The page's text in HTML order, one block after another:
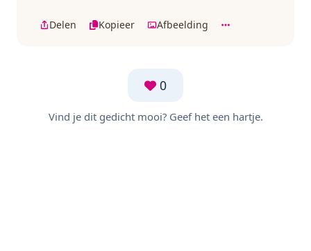
Delen Kopieer Afbeelding
0
Vind je dit gedicht mooi? Geef het een hartje.